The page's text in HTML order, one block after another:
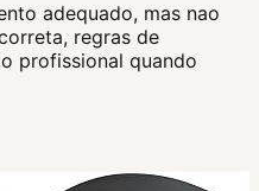
adequado, mas nao
regras de
profissional quando